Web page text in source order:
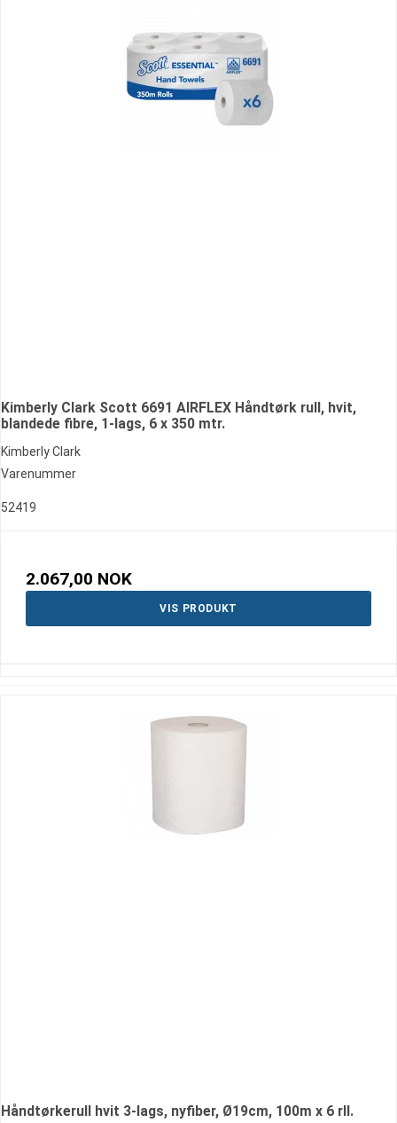
Kimberly Clark Scott 6691 AIRFLEX Håndtørk rull, hvit,
blandede fibre, 1-lags, 6 x 350 mtr.
Kimberly Clark
Varenummer
52419
2.067,00 NOK
VIS PRODUKT
Håndtørkerull hvit 3-lags, nyfiber, Ø19cm, 100m x 6 rll.